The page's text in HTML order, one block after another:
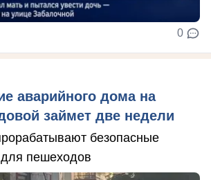
0
аварийного дома на
займет две недели
безопасные
пешеходов